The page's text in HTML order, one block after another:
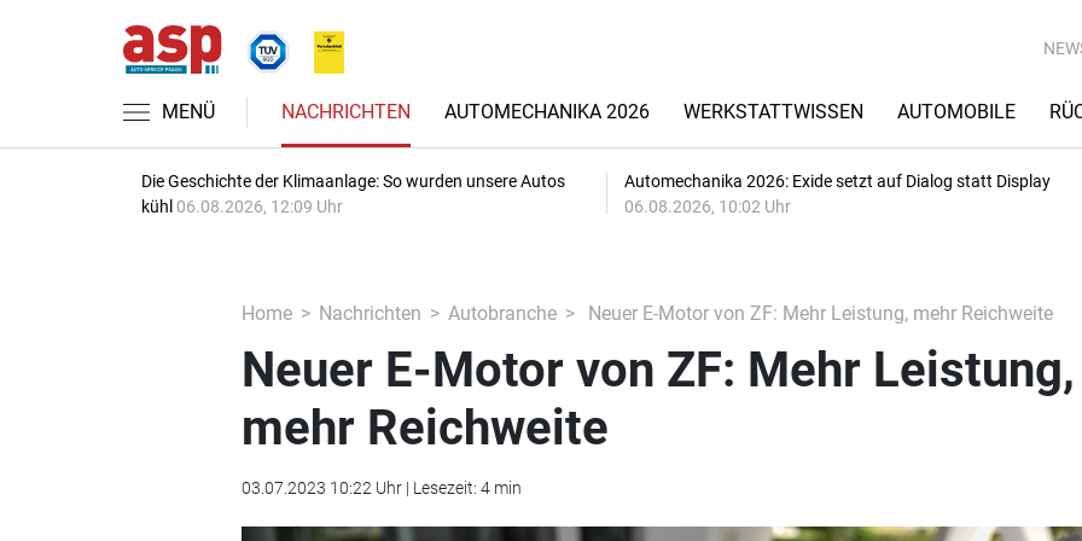
MENÜ NACHRICHTEN AUTOMECHANIKA 2026 WERKSTATTWISSEN AUTOMOBILE
Die Geschichte der Klimaanlage: So wurden unsere Autos
kühl 06.08.2026, 12:09 Uhr
Automechanika 2026: Exide setzt auf Dialog statt Display
06.08.2026, 10:02 Uhr
Home Nachrichten Autobranche Neuer E-Motor von ZF: Mehr Leistung, mehr Reichweite
Neuer E-Motor von ZF: Mehr Leistung,
mehr Reichweite
03.07.2023 10:22 Uhr | Lesezeit: 4 min